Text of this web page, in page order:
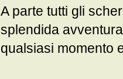
A parte tutti gli
splendida
qualsiasi momento